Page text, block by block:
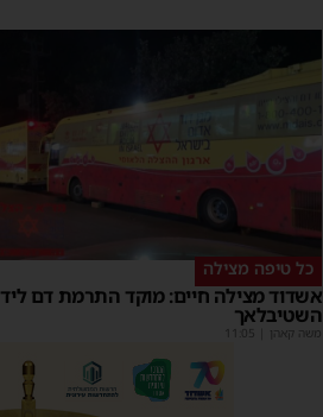
כל טיפה מצילה
אשדוד מצילה חיים: מוקד התרמת דם ליד
השטיבלאך
משה קאהן 11:05